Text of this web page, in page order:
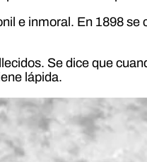
e inmoral. En 1898 se
Se dice que
lápida.